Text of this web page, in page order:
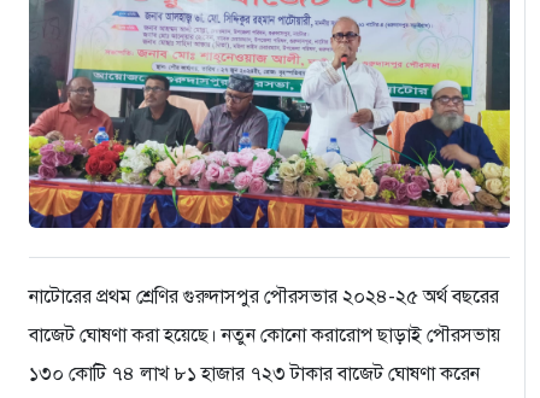
নাটোরের প্রথম শ্রেণির গুরুদাসপুর পৌরসভার ২০২৪-২৫ অর্থ বছরের
বাজেট ঘোষণা করা হয়েছে। নতুন কোনো করারোপ ছাড়াই পৌরসভায়
১৩০ কোটি ৭৪ লাখ ৮১ হাজার ৭২৩ টাকার বাজেট ঘোষণা করেন